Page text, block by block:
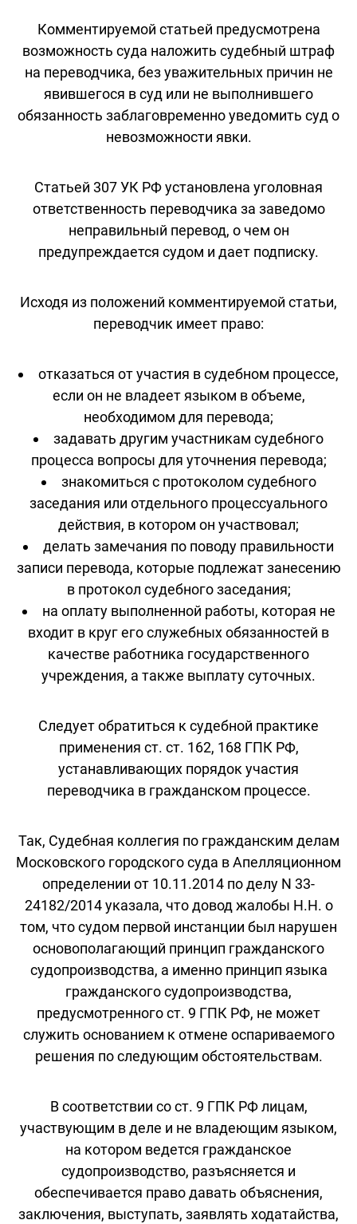
Комментируемой статьей предусмотрена
возможность суда наложить судебный штраф
на переводчика, без уважительных причин не
явившегося в суд или не выполнившего
обязанность заблаговременно уведомить суд о
невозможности явки.
Статьей 307 УК РФ установлена уголовная
ответственность переводчика за заведомо
неправильный перевод, о чем он
предупреждается судом и дает подписку.
Исходя из положений комментируемой статьи,
переводчик имеет право:
отказаться от участия в судебном процессе,
если он не владеет языком в объеме,
необходимом для перевода;
задавать другим участникам судебного
процесса вопросы для уточнения перевода;
знакомиться с протоколом судебного
заседания или отдельного процессуального
действия, в котором он участвовал;
делать замечания по поводу правильности
записи перевода, которые подлежат занесению
в протокол судебного заседания;
на оплату выполненной работы, которая не
входит в круг его служебных обязанностей в
качестве работника государственного
учреждения, а также выплату суточных.
Следует обратиться к судебной практике
применения ст. ст. 162, 168 ГПК РФ,
устанавливающих порядок участия
переводчика в гражданском процессе.
Так, Судебная коллегия по гражданским делам
Московского городского суда в Апелляционном
определении от 10.11.2014 по делу N 33-
24182/2014 указала, что довод жалобы Н.Н. о
том, что судом первой инстанции был нарушен
основополагающий принцип гражданского
судопроизводства, а именно принцип языка
гражданского судопроизводства,
предусмотренного ст. 9 ГПК РФ, не может
служить основанием к отмене оспариваемого
решения по следующим обстоятельствам.
В соответствии со ст. 9 ГПК РФ лицам,
участвующим в деле и не владеющим языком,
на котором ведется гражданское
судопроизводство, разъясняется и
обеспечивается право давать объяснения,
заключения, выступать, заявлять ходатайства,